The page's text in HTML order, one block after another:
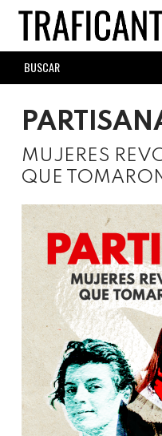
Skip
main
content
SEARCH
FORM
MUJERES
QUE